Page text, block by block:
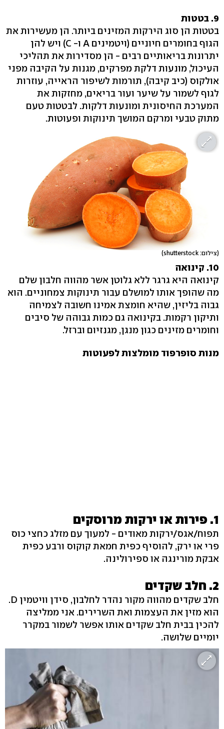
9. בטטות
בטטות הן סוג הירקות המזינים ביותר. הן מעשירות את
הגוף בחומרים חיוניים (ויטמינים A ו- C) ויש להן
יתרונות בריאותיים רבים - הן מסדירות את תהליכי
העיכול, מונעות דלקת מפרקים, מגנות על הקיבה מפני
אולקוס (כיב קיבה), תורמות לשיפור הראייה, עוזרות
לגוף לשמור על שיער ועור בריאים, מחזקות את
המערכת החיסונית ומונעות דלקות. לבטטות טעם
מתוק טבעי ומרקם המושך תינוקות ופעוטות.
(צילום: shutterstock)
10. קינואה
קינואה היא גרגר ללא גלוטן אשר מהווה חלבון שלם
מה שהופך אותו למושלם עבור תינוקות צמחוניים. הוא
גבוה בליזין, שהיא חומצת אמינו חשובה לצמיחה
ותיקון רקמות. בקינואה גם כמות גבוהה של סיבים
וחומרים מזינים כגון מנגן, מגנזיום וברזל.
מנות סופרפוד מומלצות לפעוטות
1. פירות או ירקות מרוסקים
תפוח/אגס/ירקות מאודים - למעוך עם מזלג כחצי כוס
פרי או ירק, להוסיף כפית חמאת קוקוס ורבע כפית
אבקת מורינגה או ספירולינה.
2. חלב שקדים
חלב שקדים מהווה מקור נהדר לחלבון, סידן וויטמין D.
הוא מזין את העצמות ואת השרירים. אני ממליצה
להכין בבית חלב שקדים אותו אפשר לשמור במקרר
יומיים שלושה.